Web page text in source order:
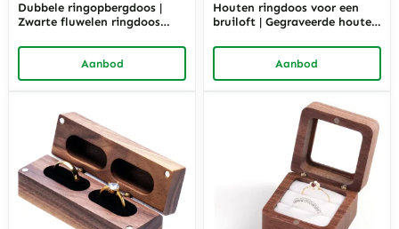
Dubbele ringopbergdoos |
Zwarte fluwelen ringdoos
Aanbod
Houten ringdoos voor een
bruiloft | Gegraveerde houten
Aanbod